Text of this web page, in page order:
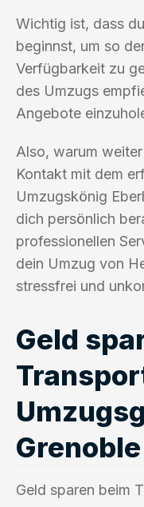
Wichtig ist, dass
beginnst, um so
Verfügbarkeit zu
des Umzugs
Angebote
Also, warum
Kontakt mit dem
Umzugskönig
dich persönlich
professionellen
dein Umzug von
stressfrei und
Geld
Grenoble
Geld sparen beim